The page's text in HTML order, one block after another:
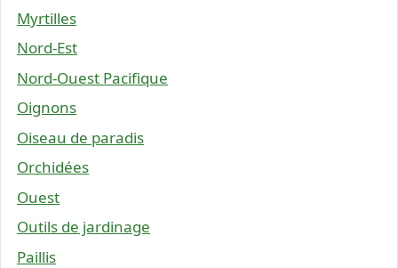
Myrtilles
Nord-Est
Nord-Ouest Pacifique
Oignons
Oiseau de paradis
Orchidées
Ouest
Outils de jardinage
Paillis